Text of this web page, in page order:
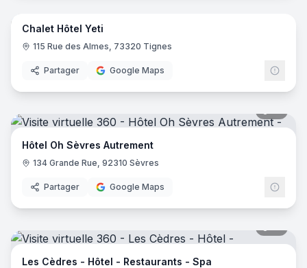
Chalet Hôtel Yeti
115 Rue des Almes, 73320 Tignes
Partager Google Maps
Hôtel Oh Sèvres Autrement
134 Grande Rue, 92310 Sèvres
Partager Google Maps
Les Cèdres - Hôtel - Restaurants - Spa